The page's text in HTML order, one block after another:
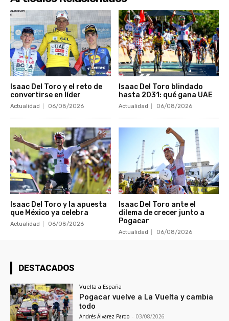
Isaac Del Toro y el reto de
convertirse en líder
Actualidad 06/08/2026
Isaac Del Toro blindado
hasta 2031: qué gana UAE
Actualidad 06/08/2026
Isaac Del Toro y la apuesta
que México ya celebra
Actualidad 06/08/2026
Isaac Del Toro ante el
dilema de crecer junto a
Pogacar
Actualidad 06/08/2026
DESTACADOS
Vuelta a España
Pogacar vuelve a La Vuelta y cambia
todo
Andrés Álvarez Pardo - 03/08/2026